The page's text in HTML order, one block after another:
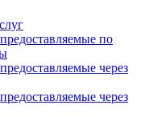
по
через
через